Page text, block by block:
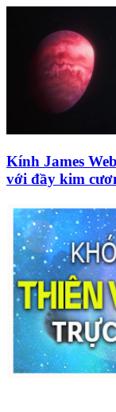
Kính James
với đầy kim